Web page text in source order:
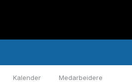
Kalender Medarbeidere